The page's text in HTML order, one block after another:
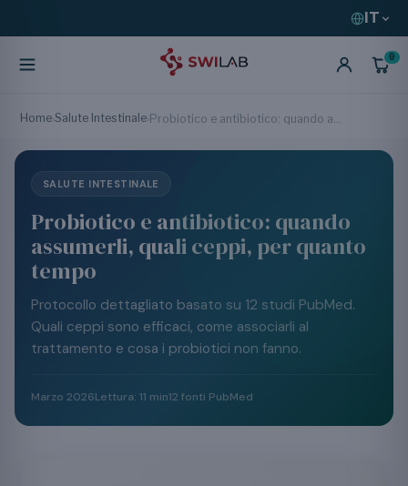
IT
0
Home Salute Intestinale
SALUTE INTESTINALE
Probiotico e antibiotico: quando
assumerli, quali ceppi, per quanto
tempo
Protocollo dettagliato basato su 12 studi PubMed.
Quali ceppi sono efficaci, come associarli al
trattamento e cosa i probiotici non fanno.
Marzo 2026Lettura: 11 min12 fonti PubMed